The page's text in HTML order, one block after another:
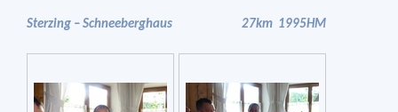
Sterzing – Schneeberghaus 27km 1995HM